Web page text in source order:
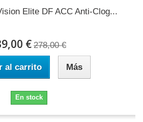
Elite DF ACC Anti-Clog...
€ 278,00 €
al carrito Más
En stock